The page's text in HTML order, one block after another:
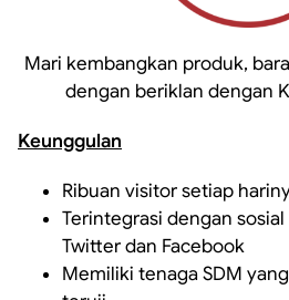
Mari kembangkan produk,
dengan beriklan dengan
Keunggulan
Ribuan visitor setiap
Terintegrasi dengan
Twitter dan Facebook
Memiliki tenaga SDM